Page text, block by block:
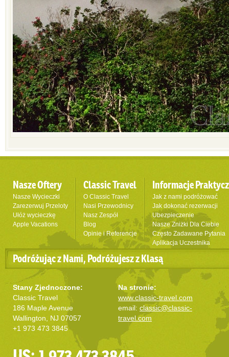
Nasze Oftery
Nasze Wycieczki
Zarezerwuj Przeloty
Ułóż wycieczkę
Apple Vacations
Classic Travel
O Classic Travel
Nasi Przewodnicy
Nasz Zespół
Blog
Opinie i Referencje
Informacje
Jak z nami podróżować
Jak dokonać rezerwacji
Ubezpieczenie
Nasze Zniżki Dla Ciebie
Często Zadawane Pytania
Aplikacja Uczestnika
Podróżując z Nami, Podróżujesz z Klasą
Stany Zjednoczone:
Classic Travel
186 Maple Avenue
Wallington, NJ 07057
+1 973 473 3845
Na stronie:
www.classic-travel.com
email: classic@classic-
travel.com